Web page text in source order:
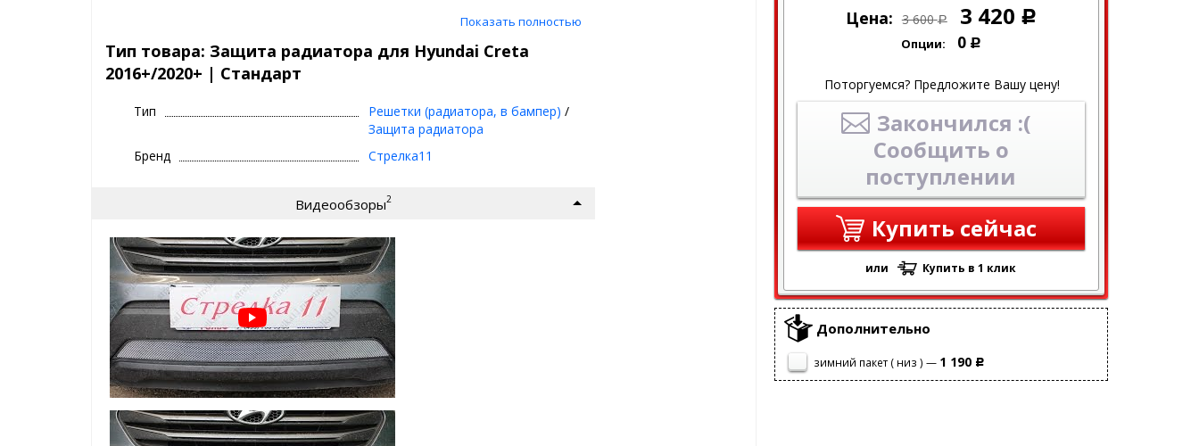
Цена: 3 600 Р 3 420 Р
Опции: 0 Р
Поторгуемся? Предложите Вашу цену!
Закончился :(
Сообщить о
поступлении
Купить сейчас
или Купить в 1 клик
Дополнительно
зимний пакет ( низ ) — 1 190 Р
Сетка на радиатор Hyundai Creta 2016+ защитит ваш автомобиль от насекомых,
камней, мусора и выглядит просто отлично!
Самый продаваемый вариант среди защитных сеток на сегодня.
СТАНДАРТ
кант сетки:квадратный, из резины (10x5 мм)
Защита радиатора для Hyundai Creta 2016+ | Стандарт
легко устанавливаетсябез снятия бампера
не мешает воздушным потокам
добавит эксклюзивности внешнему виду Вашего авто
а главное:реально защитит ваш радиатор !
* также доступна опция - зимний пакет
ВАЖНО!!!Устанавливается ТОЛЬКОна защитную сетку радиатора данного
производителя
Показать полностью
Тип товара: Защита радиатора для Hyundai Creta
2016+/2020+ | Стандарт
Тип Решетки (радиатора, в бампер) /
Защита радиатора
Бренд
Стрелка11
Видеообзоры2